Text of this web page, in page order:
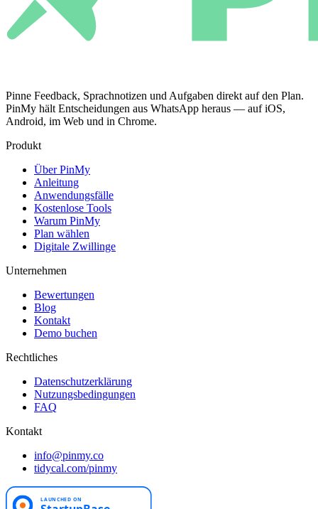
Pinne Feedback, Sprachnotizen und Aufgaben direkt auf den Plan.
PinMy hält Entscheidungen aus WhatsApp heraus — auf iOS,
Android, im Web und in Chrome.
Produkt
Über PinMy
Anleitung
Anwendungsfälle
Kostenlose Tools
Warum PinMy
Plan wählen
Digitale Zwillinge
Unternehmen
Bewertungen
Blog
Kontakt
Demo buchen
Rechtliches
Datenschutzerklärung
Nutzungsbedingungen
FAQ
Kontakt
info@pinmy.co
tidycal.com/pinmy